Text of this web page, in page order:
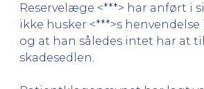
Reservelæge <***> har anført i
ikke husker <***>s henvendelse
og at han således intet har at
skadesedlen.